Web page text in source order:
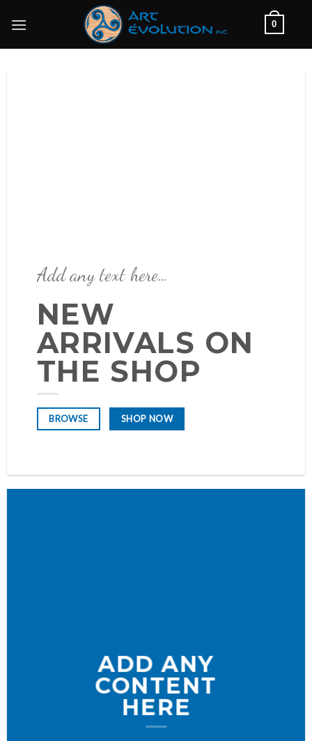
0
Add any text here…
NEW
ARRIVALS ON
THE SHOP
BROWSE SHOP NOW
ADD ANY
CONTENT
HERE